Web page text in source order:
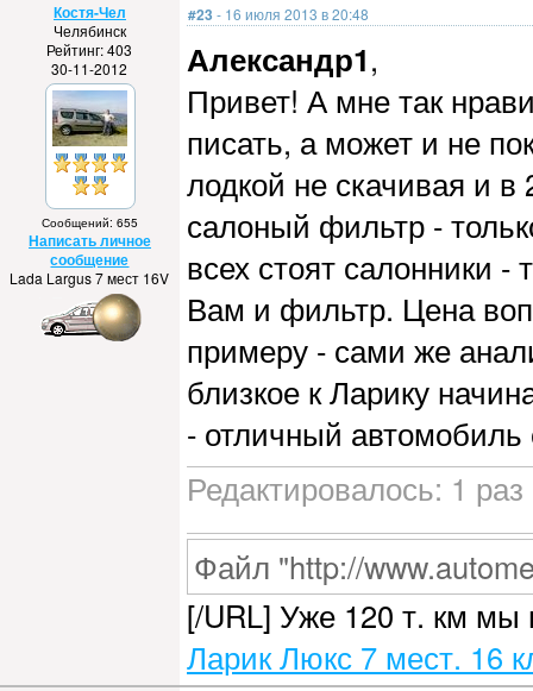
Костя-Чел
Челябинск
Рейтинг: 403
30-11-2012
Сообщений: 655
Написать личное
сообщение
Lada Largus 7 мест 16V
#23 - 16 июля 2013 в 20:48
Александр1,
Привет! А мне так
писать, а может и не
лодкой не скачивая и в
салоный фильтр -
всех стоят салонники
Вам и фильтр. Цена
примеру - сами же
близкое к Ларику
- отличный
Редактировалось: 1
Файл "http://
[/URL] Уже 120 т. км мы
Ларик Люкс 7 мест. 16